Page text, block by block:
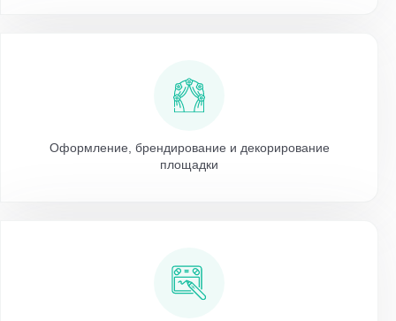
Оформление, брендирование и декорирование
площадки